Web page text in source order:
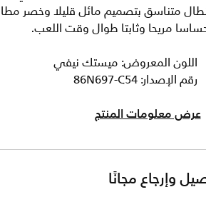
متناسق بتصميم مائل قليلا وخصر
مريحا وثابتا طوال وقت اللعب.
اللون المعروض: ميستك نيفي
رقم الإصدار: 86N697-C54
عرض معلومات المنتج
وإرجاع مجانًا